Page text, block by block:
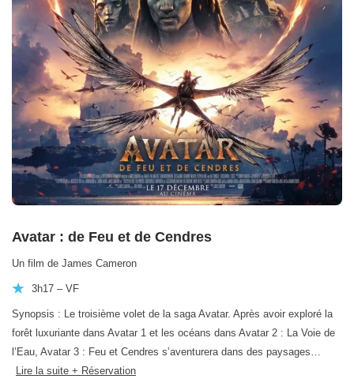
Avatar : de Feu et de Cendres
Un film de James Cameron
3h17 – VF
Synopsis : Le troisième volet de la saga Avatar. Après avoir exploré la
forêt luxuriante dans Avatar 1 et les océans dans Avatar 2 : La Voie de
l’Eau, Avatar 3 : Feu et Cendres s’aventurera dans des paysages…
Lire la suite + Réservation